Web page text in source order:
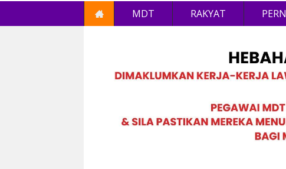
MDT RAKYAT